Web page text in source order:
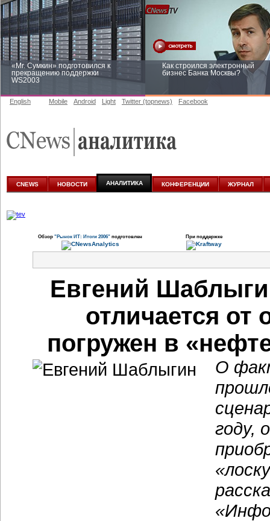
«Mr. Сумкин» подготовился к
прекращению поддержки
WS2003
Как строился электронный
бизнес Банка Москвы?
аналитике
English Mobile Android Light Twitter (topnews) Facebook
CNEWS НОВОСТИ АНАЛИТИКА КОНФЕРЕНЦИИ ЖУРНАЛ
Обзор "Рынок ИТ: Итоги 2006" подготовлен При поддержке
Евгений
отличается от
погружен в
О
году,